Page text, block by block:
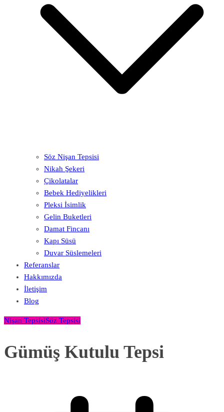
Söz Nişan Tepsisi
Nikah Şekeri
Çikolatalar
Bebek Hediyelikleri
Pleksi İsimlik
Gelin Buketleri
Damat Fincanı
Kapı Süsü
Duvar Süslemeleri
Referanslar
Hakkımızda
İletişim
Blog
Nişan TepsisiSöz Tepsisi
Gümüş Kutulu Tepsi